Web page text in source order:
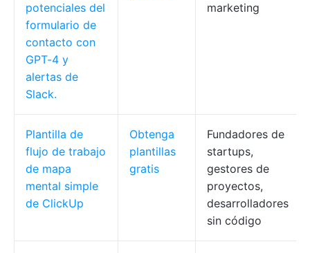
potenciales del
formulario de
contacto con
GPT-4 y
alertas de
Slack.
marketing
Plantilla de
flujo de trabajo
de mapa
mental simple
de ClickUp
Obtenga
plantillas
gratis
Fundadores de
startups,
gestores de
proyectos,
desarrolladores
sin código